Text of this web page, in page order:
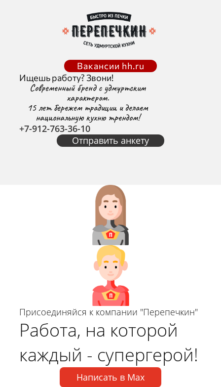
Вакансии hh.ru
Ищешь работу? Звони!
Современный бренд с удмуртским
характером.
15 лет бережем традиции и делаем
национальную кухню трендом!
+7-912-763-36-10
Отправить анкету
Присоединяйся к компании "Перепечкин"
Работа, на которой
каждый - супергерой!
Написать в Max